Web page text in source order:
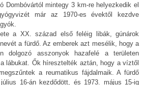
Dombóvártól mintegy 3 km-re helyezkedik el
már az 1970-es évektől kezdve
a XX. század első feléig libák, gúnárok
a fürdő. Az emberek azt mesélik, hogy a
dolgozó asszonyok hazafelé a területen
lábukat. Ők híresztelték aztán, hogy a víztől
a reumatikus fájdalmaik. A fürdő
16-án kezdődött, és 1973. május 15-ig